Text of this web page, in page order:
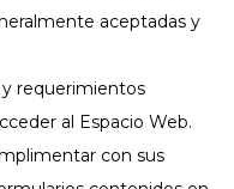
aceptadas y
requerimientos
al Espacio Web.
con sus